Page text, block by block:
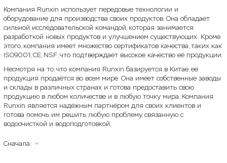
Компания Runxin использует передовые технологии и
оборудование для производства своих продуктов. Она обладает
сильной исследовательской командой, которая занимается
разработкой новых продуктов и улучшением существующих. Кроме
этого, компания имеет множество сертификатов качества, таких как
ISO9001, CE, NSF, что подтверждает высокое качество её продукции.
Несмотря на то, что компания Runxin базируется в Китае, её
продукция продаётся во всем мире. Она имеет собственные заводы
и склады в различных странах и готова предоставить свою
продукцию в любом количестве и в любую точку мира. Компания
Runxin является надёжным партнёром для своих клиентов и
готова помочь им решить любую проблему, связанную с
водоочисткой и водоподготовкой.
Сначала: